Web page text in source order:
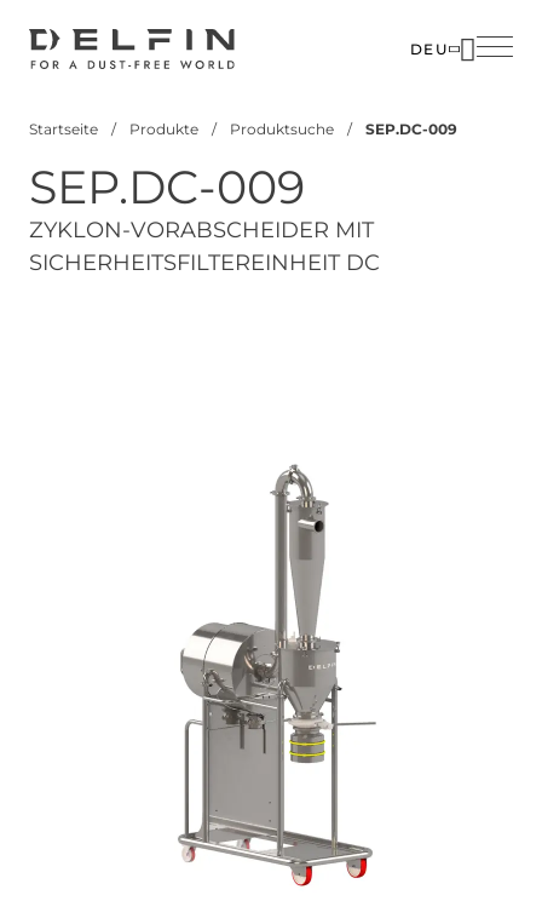
zum
DEU
Startseite Produkte Produktsuche SEP.DC-009
SEP.DC-009
ZYKLON-VORABSCHEIDER MIT
SICHERHEITSFILTEREINHEIT DC